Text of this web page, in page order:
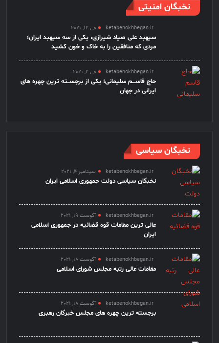
نخبگان امنیتی
ketabenokhbegan.ir می 12, 2021
سپهبد علی صیاد شیرازی، یکی از سه سپهبد ایران؛
مردی که منافقین را به خاک و خون کشید
ketabenokhbegan.ir می 2, 2021
حاج قاســـم سلیمانی؛ یکی از برجســته ترین چهره های
ایرانی در جهان
نخبگان سیاسی
ketabenokhbegan.ir سپتامبر 4, 2021
نخبگان سیاسی دولت جمهوری اسلامی ایران
ketabenokhbegan.ir آگوست 19, 2021
عالی ترین مقامات قوه قضائیه در جمهوری اسلامی
ایران
ketabenokhbegan.ir آگوست 18, 2021
مقامات عالی رتبه مجلس شورای اسلامی
ketabenokhbegan.ir آگوست 18, 2021
برجسته ترین چهره های مجلس خبرگان رهبری